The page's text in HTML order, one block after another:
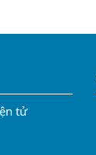
tử